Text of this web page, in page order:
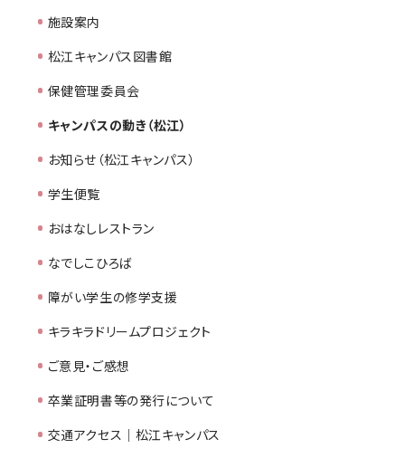
施設案内
松江キャンパス図書館
保健管理委員会
キャンパスの動き（松江）
お知らせ（松江キャンパス）
学生便覧
おはなしレストラン
なでしこひろば
障がい学生の修学支援
キラキラドリームプロジェクト
ご意見・ご感想
卒業証明書等の発行について
交通アクセス｜松江キャンパス